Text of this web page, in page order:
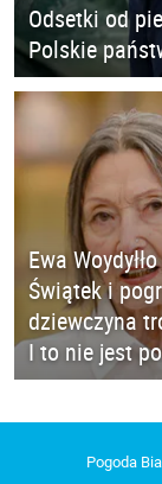
Odsetki od
Polskie
Ewa
Świątek i
dziewczyna
I to nie jest
Pogoda